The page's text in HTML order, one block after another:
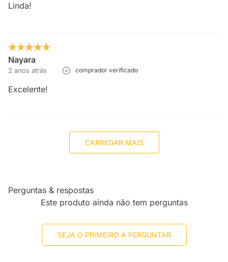
Linda!
Nayara
2 anos atrás comprador verificado
Excelente!
CARREGAR MAIS
Perguntas & respostas
Este produto ainda não tem perguntas
SEJA O PRIMEIRO A PERGUNTAR